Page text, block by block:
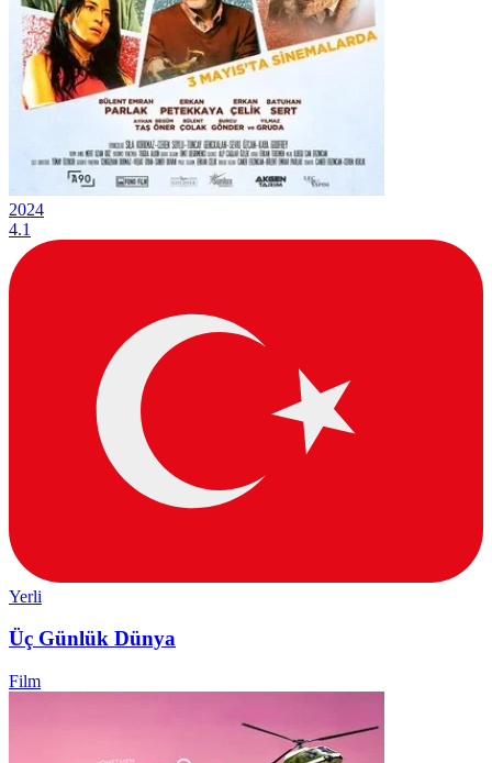
2024
4.1
Yerli
Üç Günlük Dünya
Film